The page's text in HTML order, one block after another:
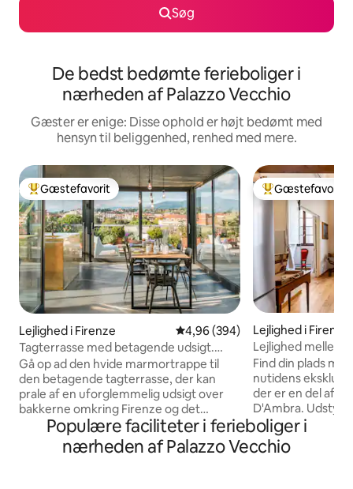
Søg
De bedst bedømte ferieboliger i
nærheden af Palazzo Vecchio
Gæster er enige: Disse ophold er højt bedømt med
hensyn til beliggenhed, renhed med mere.
Bedste gæstefavorit
Gæstefavorit
Lejlighed i Firenze 4,96 ud af 5 i gennemsnitlig
4,96 (394)
Tagterrasse med betagende udsigt.
Kort gåtur til Duomo.
Gå op ad den hvide marmortrappe til
den betagende tagterrasse, der kan
prale af en uforglemmelig udsigt over
bakkerne omkring Firenze og det
historiske centrum. Denne lejlighed er
nyrenoveret og blander forskellige typer
arkitektur og design. I lejligheden er der
Bedste
Gæstefavorit
Lejlighed i Firenze
Lejlighed mellem
på domkirken
Find din plads
nutidens
der er en del af
D'Ambra.
høje lofter, der
dekorationer og
Populære faciliteter i ferieboliger i
nærheden af Palazzo Vecchio